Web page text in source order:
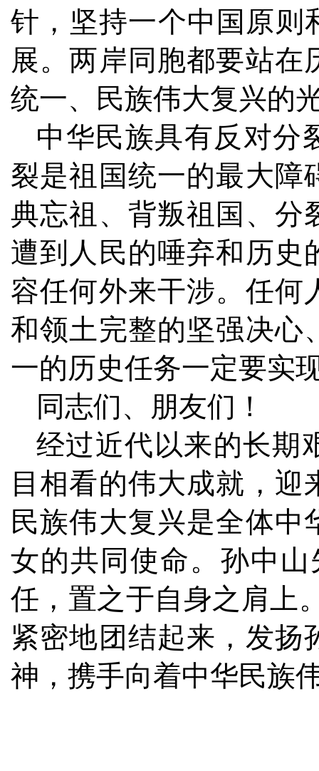
针，坚持一个中国原则
展。两岸同胞都要站在
统一、民族伟大复兴的
中华民族具有反对分
裂是祖国统一的最大障
典忘祖、背叛祖国、分
遭到人民的唾弃和历史
容任何外来干涉。任何
和领土完整的坚强决心
一的历史任务一定要实
同志们、朋友们！
经过近代以来的长期
目相看的伟大成就，
民族伟大复兴是全体中
女的共同使命。孙中
任，置之于自身之肩上
紧密地团结起来，发扬
神，携手向着中华民族